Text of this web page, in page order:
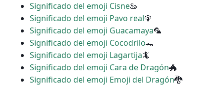
Significado del emoji Cisne🦢
Significado del emoji Pavo real🦚
Significado del emoji Guacamaya🦜
Significado del emoji Cocodrilo🐊
Significado del emoji Lagartija🦎
Significado del emoji Cara de Dragón🐲
Significado del emoji Emoji del Dragón🐉